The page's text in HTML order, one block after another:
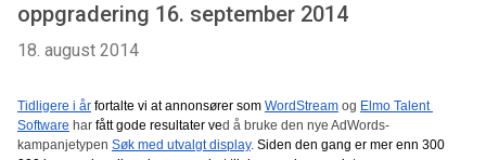
oppgradering 16. september 2014
18. august 2014
Tidligere i år fortalte vi at annonsører som WordStream og Elmo Talent
Software har fått gode resultater ved å bruke den nye AdWords-
kampanjetypen Søk med utvalgt display. Siden den gang er mer enn 300